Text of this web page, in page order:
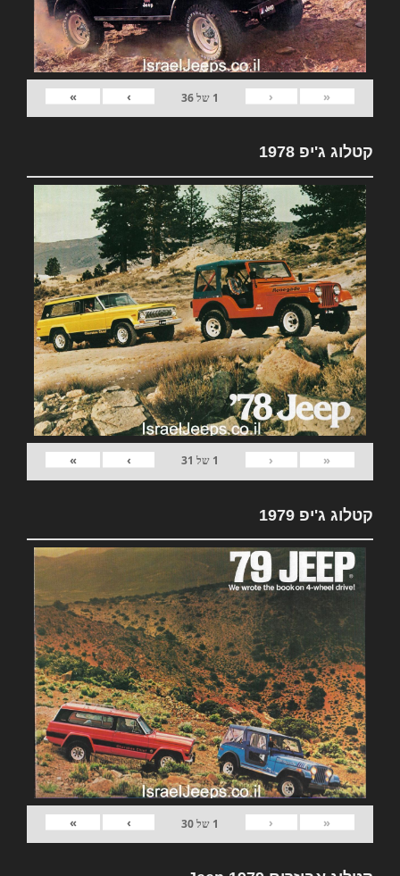
«
‹
1 של36
›
»
קטלוג ג'יפ 1978
«
‹
1 של 31
›
»
קטלוג ג'יפ 1979
«
‹
1 של30
›
»